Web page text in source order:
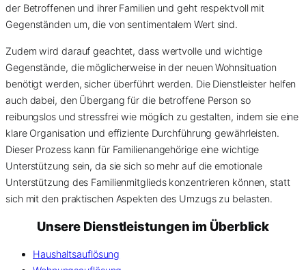
der Betroffenen und ihrer Familien und geht respektvoll mit
Gegenständen um, die von sentimentalem Wert sind.
Zudem wird darauf geachtet, dass wertvolle und wichtige
Gegenstände, die möglicherweise in der neuen Wohnsituation
benötigt werden, sicher überführt werden. Die Dienstleister helfen
auch dabei, den Übergang für die betroffene Person so
reibungslos und stressfrei wie möglich zu gestalten, indem sie eine
klare Organisation und effiziente Durchführung gewährleisten.
Dieser Prozess kann für Familienangehörige eine wichtige
Unterstützung sein, da sie sich so mehr auf die emotionale
Unterstützung des Familienmitglieds konzentrieren können, statt
sich mit den praktischen Aspekten des Umzugs zu belasten.
Unsere Dienstleistungen im Überblick
Haushaltsauflösung